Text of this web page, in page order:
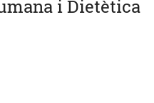
i Dietètica